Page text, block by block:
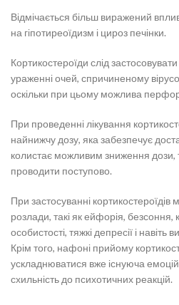
Відмічається більш виражений
на гіпотиреоїдизм і цироз печінки.
Кортикостероїди слід
ураженні очей, спричиненому
оскільки при цьому можлива
При проведенні лікування
найнижчу дозу, яка забезпечує
колистає можливим зниження дози,
проводити поступово.
При застосуванні кортикостероїдів
розлади, такі як ейфорія,
особистості, тяжкі депресії і навіть
Крім того, нафоні прийому
ускладнюватися вже існуюча
схильність до психотичних реакцій.